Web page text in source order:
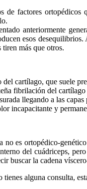
de factores ortopédicos
anteriormente
esos
más que otros.
cartílago, que suele
fibrilación del
llegando a las
incapacitante y
es ortopédico-
del cuádriceps,
buscar la cadena
alguna consulta,